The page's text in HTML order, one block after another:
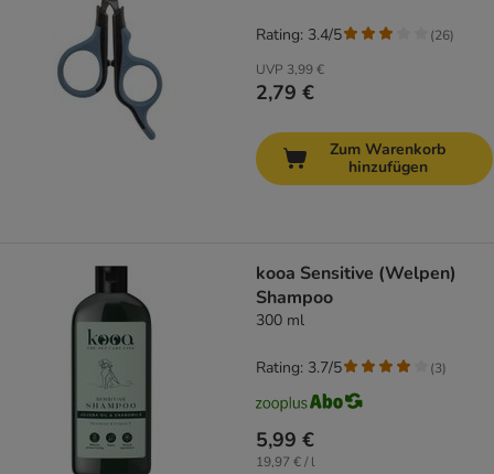
UVP 3,99 €
2,79 €
Rating: 3.4/5 (26)
Zum Warenkorb
hinzufügen
kooa Sensitive (Welpen)
Shampoo
300 ml
5,99 €
19,97 € / l
Rating: 3.7/5 (3)